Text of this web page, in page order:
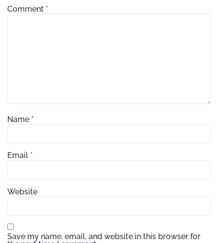
Comment *
Name *
Email *
Website
Save my name, email, and website in this browser for